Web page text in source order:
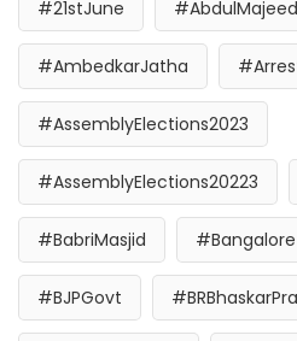
#21stJune #AbdulMajeed
#AmbedkarJatha
#AssemblyElections2023
#AssemblyElections20223
#BabriMasjid #Bangalore
#BJPGovt